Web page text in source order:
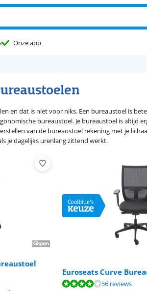
Onze app
en dat is niet voor niks. Een bureaustoel is
bureaustoel. Je bureaustoel is altijd
van de bureaustoel rekening met je
je dagelijks urenlang zittend werkt.
op 194 reviews. Euroseats Curve
56 reviews